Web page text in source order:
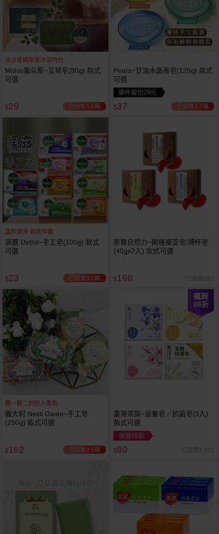
淡淡香調享受沐浴時光
Midos蜜朵斯~艾草皂(80g) 款式
可選
$29 已銷售5.6萬
Pears~甘油水晶香皂(125g) 款式
可選
單件最低29元
$37 已銷售1.2萬
溫和潔淨 有效抑菌
滴露 Dettol~手工皂(100g) 款式
可選
$23 已銷售5.6萬
茶寶自然力~開運擲筊皂/博杯皂
(40gx2入) 款式可選
$198 已銷售693
獨一無二的迷人香氣
義大利 Nesti Dante~手工皂
(250g) 款式可選
$162 已銷售3.5萬
瘋殺
66折
臺灣茶摳~滋養皂／抗菌皂(3入)
款式可選
破盤特殺
$99 已銷售3,962